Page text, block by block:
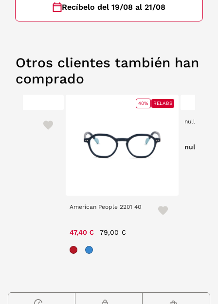
Recíbelo del 19/08 al 21/08
Otros clientes también han
comprado
American People 2201 40
47,40 € 79,00 €
40% RELABS
null
null